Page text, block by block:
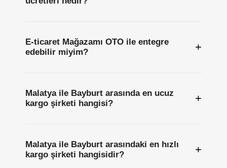
E-ticaret Mağazamı OTO ile entegre
edebilir miyim?
+
Malatya ile Bayburt arasında en ucuz
kargo şirketi hangisi?
+
Malatya ile Bayburt arasındaki en hızlı
kargo şirketi hangisidir?
+